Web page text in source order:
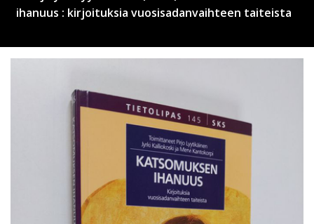
ihanuus : kirjoituksia vuosisadanvaihteen taiteista